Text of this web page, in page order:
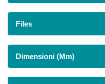
Files
Dimensioni (mm)